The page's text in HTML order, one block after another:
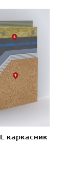
каркасник